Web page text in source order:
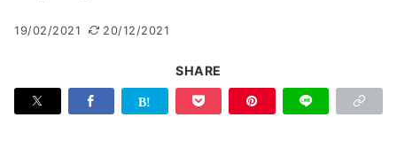
19/02/2021 20/12/2021
SHARE